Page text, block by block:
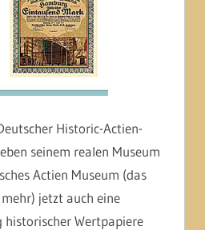
Historic-Actien-
seinem realen Museum
Actien Museum (das
jetzt auch eine
Wertpapiere